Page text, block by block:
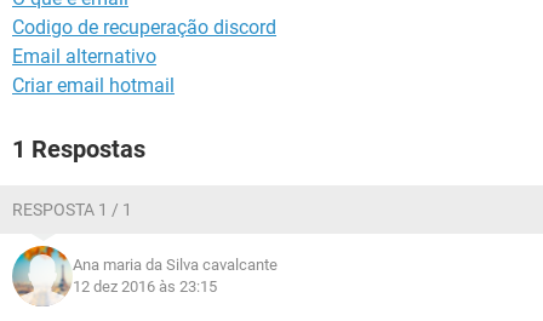
Codigo de recuperação discord
Email alternativo
Criar email hotmail
1 Respostas
RESPOSTA 1 / 1
Ana maria da Silva cavalcante
12 dez 2016 às 23:15